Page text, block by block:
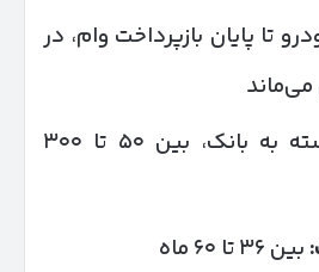
تا پایان بازپرداخت وام، در
بسته به بانک، بین ۵۰ تا ۳۰۰
: بین ۳۶ تا ۶۰ ماه